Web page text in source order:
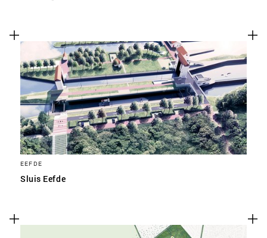
EEFDE
Sluis Eefde